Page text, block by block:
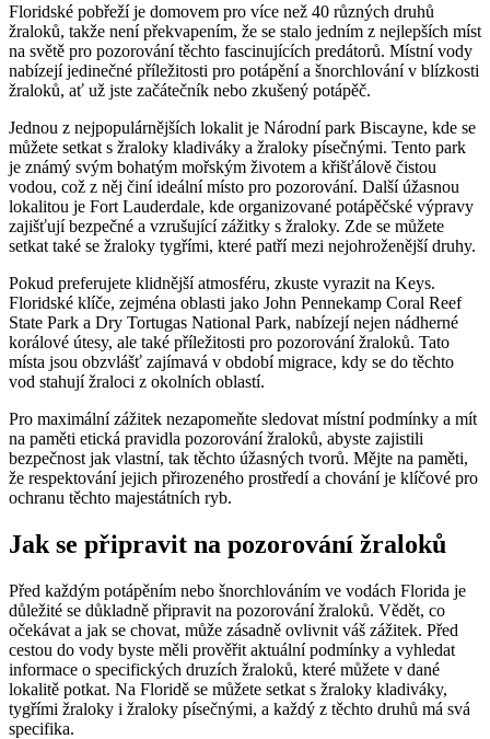
Floridské pobřeží je domovem pro více než 40 různých druhů
žraloků, takže není překvapením, že se stalo jedním z nejlepších míst
na světě pro pozorování těchto fascinujících predátorů. Místní vody
nabízejí jedinečné příležitosti pro potápění a šnorchlování v blízkosti
žraloků, ať už jste začátečník nebo zkušený potápěč.
Jednou z nejpopulárnějších lokalit je Národní park Biscayne, kde se
můžete setkat s žraloky kladiváky a žraloky písečnými. Tento park
je známý svým bohatým mořským životem a křišťálově čistou
vodou, což z něj činí ideální místo pro pozorování. Další úžasnou
lokalitou je Fort Lauderdale, kde organizované potápěčské výpravy
zajišťují bezpečné a vzrušující zážitky s žraloky. Zde se můžete
setkat také se žraloky tygřími, které patří mezi nejohroženější druhy.
Pokud preferujete klidnější atmosféru, zkuste vyrazit na Keys.
Floridské klíče, zejména oblasti jako John Pennekamp Coral Reef
State Park a Dry Tortugas National Park, nabízejí nejen nádherné
korálové útesy, ale také příležitosti pro pozorování žraloků. Tato
místa jsou obzvlášť zajímavá v období migrace, kdy se do těchto
vod stahují žraloci z okolních oblastí.
Pro maximální zážitek nezapomeňte sledovat místní podmínky a mít
na paměti etická pravidla pozorování žraloků, abyste zajistili
bezpečnost jak vlastní, tak těchto úžasných tvorů. Mějte na paměti,
že respektování jejich přirozeného prostředí a chování je klíčové pro
ochranu těchto majestátních ryb.
Jak se připravit na pozorování žraloků
Před každým potápěním nebo šnorchlováním ve vodách Florida je
důležité se důkladně připravit na pozorování žraloků. Vědět, co
očekávat a jak se chovat, může zásadně ovlivnit váš zážitek. Před
cestou do vody byste měli prověřit aktuální podmínky a vyhledat
informace o specifických druzích žraloků, které můžete v dané
lokalitě potkat. Na Floridě se můžete setkat s žraloky kladiváky,
tygřími žraloky i žraloky písečnými, a každý z těchto druhů má svá
specifika.